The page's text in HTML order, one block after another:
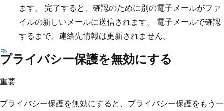
ます。 完了すると、確認のために別の電子メールがファ
イルの新しいメールに送信されます。 電子メールで確認
するまで、連絡先情報は更新されません。
プライバシー保護を無効にする
重要
プライバシー保護を無効にすると、プライバシー保護をもう一